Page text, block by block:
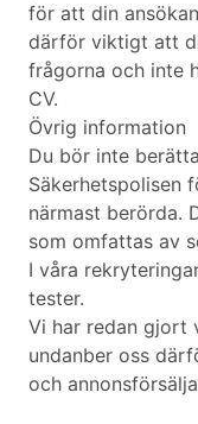
för att din
därför viktigt att
frågorna och inte
CV.
Övrig information
Du bör inte
Säkerhetspolisen
närmast berörda.
som omfattas av
I våra
tester.
Vi har redan gjort
undanber oss
och